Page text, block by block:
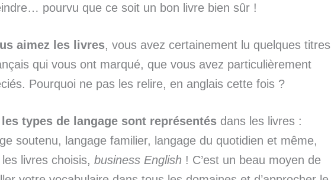
pourvu que ce soit un bon livre bien sûr !
aimez les livres, vous avez certainement lu quelques titres
qui vous ont marqué, que vous avez particulièrement
Pourquoi ne pas les relire, en anglais cette fois ?
types de langage sont représentés dans les livres :
soutenu, langage familier, langage du quotidien et même,
livres choisis, business English ! C’est un beau moyen de